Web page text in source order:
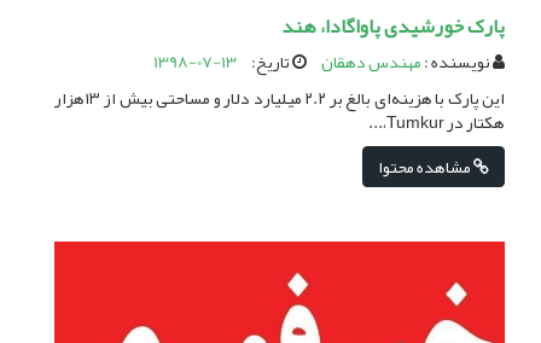
پارک خورشیدی پاواگادا، هند
نویسنده :مهندس دهقان تاریخ: 1398-07-13
این پارک با هزینه‌ای بالغ بر ۲.۲ میلیارد دلار و مساحتی بیش از ۱۳هزار
هکتار در Tumkur،...
مشاهده محتوا